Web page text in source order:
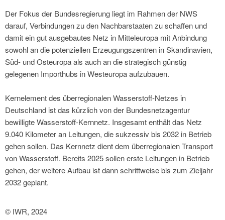
Der Fokus der Bundesregierung liegt im Rahmen der NWS
darauf, Verbindungen zu den Nachbarstaaten zu schaffen und
damit ein gut ausgebautes Netz in Mitteleuropa mit Anbindung
sowohl an die potenziellen Erzeugungszentren in Skandinavien,
Süd- und Osteuropa als auch an die strategisch günstig
gelegenen Importhubs in Westeuropa aufzubauen.
Kernelement des überregionalen Wasserstoff-Netzes in
Deutschland ist das kürzlich von der Bundesnetzagentur
bewilligte Wasserstoff-Kernnetz. Insgesamt enthält das Netz
9.040 Kilometer an Leitungen, die sukzessiv bis 2032 in Betrieb
gehen sollen. Das Kernnetz dient dem überregionalen Transport
von Wasserstoff. Bereits 2025 sollen erste Leitungen in Betrieb
gehen, der weitere Aufbau ist dann schrittweise bis zum Zieljahr
2032 geplant.
© IWR, 2024